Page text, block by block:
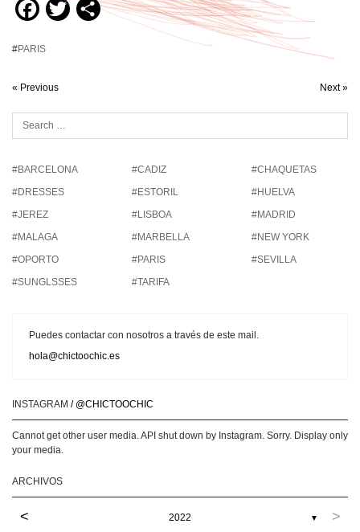
Facebook
TwitterCompartir
#PARIS
« Previous Next »
#BARCELONA #CADIZ
#CHAQUETAS
#DRESSES
#ESTORIL
#HUELVA
#JEREZ
#LISBOA
#MADRID
#MALAGA
#MARBELLA
#NEW YORK
#OPORTO
#PARIS
#SEVILLA
#SUNGLSSES
#TARIFA
Puedes contactar con nosotros a través de este mail.
hola@chictoochic.es
INSTAGRAM / @CHICTOOCHIC
Cannot get other user media. API shut down by Instagram. Sorry. Display only
your media.
ARCHIVOS
< 2022 ▼ >